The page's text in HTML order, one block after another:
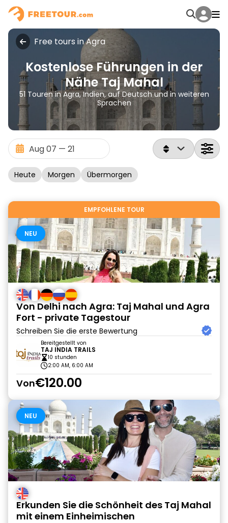
Free tours in Agra
Kostenlose Führungen in der
Nähe Taj Mahal
51 Touren in Agra, Indien, auf Deutsch und in weiteren
Sprachen
Heute Morgen Übermorgen
EMPFOHLENE TOUR
NEU
Von Delhi nach Agra: Taj Mahal und Agra
Fort - private Tagestour
Schreiben Sie die erste Bewertung
Bereitgestellt von
TAJ INDIA TRAILS
10 stunden
2:00 AM, 6:00 AM
Von€120.00
NEU
Erkunden Sie die Schönheit des Taj Mahal
mit einem Einheimischen